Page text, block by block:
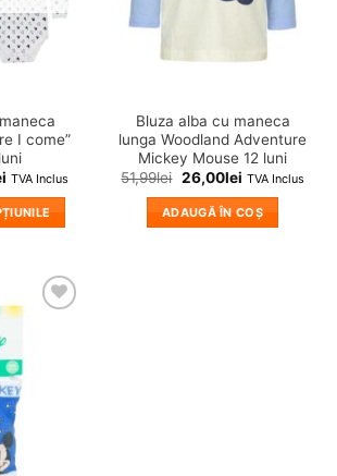
I come”
TVA Inclus
Bluza alba cu maneca
lunga Woodland Adventure
Mickey Mouse 12 luni
51,99lei 26,00lei TVA Inclus
ADAUGĂ ÎN COȘ